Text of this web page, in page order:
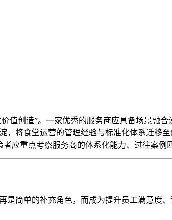
值创造”。一家优秀的服务商应具备场景融合
将食堂运营的管理经验与标准化体系迁移
应重点考察服务商的体系化能力、过往案例
简单的补充角色，而成为提升员工满意度